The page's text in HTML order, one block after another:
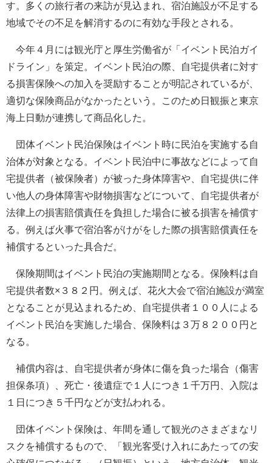
す。多くの旅行者の来訪が見込まれ、宿泊施設が不足する
地域でその不足を解消するのに有効な手段とされる。
今年４月には観光庁と厚生労働省が「イベント民泊ガイ
ドライン」を策定。イベント民泊の際、自宅提供者に対す
る損害保険への加入を奨励することが明記されているが、
適切な保険商品がなかったという。このため日観振と東京
海上日動が連携して商品化した。
団体イベント民泊保険はイベント時に民泊を実施する自
治体が対象となる。イベント民泊中に事故などによって自
宅提供者（被保険者）が被った身体障害や、自宅提供に伴
い他人の身体障害や財物損害などについて、自宅提供者が
法律上の損害賠償責任を負担した場合に被る損害を補償す
る。例えば火事で宿泊客がけがをした際の損害賠償責任を
補償するといった具合だ。
保険期間はイベント民泊の実施期間となる。保険料は自
宅提供者数×３８２円。例えば、花火大会で宿泊施設が満室
となることが見込まれるため、自宅提供者１００人による
イベント民泊を実施した場合、保険料は３万８２００円と
なる。
補償内容は、自宅提供者が身体に傷を負った場合（傷害
担保条項）、死亡・後遺症で１人につき１千万円、入院は
１日につき５千円などが支払われる。
団体イベント保険は、年間を通して観光のさまざまなリ
スクを補償するもので、「観光客受け入れにあたっての安